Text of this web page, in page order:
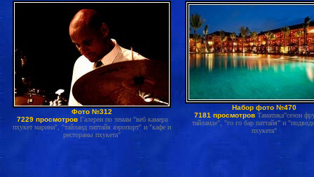
Фото №312
7229 просмотров Галереи по темам "веб камера
пхукет марина", "тайланд паттайя аэропорт" и "кафе и
рестораны пхукета"
Набор фото №470
7181 просмотров Таматика"сезон
тайланде", "го го бар паттайя" и
пхукета"